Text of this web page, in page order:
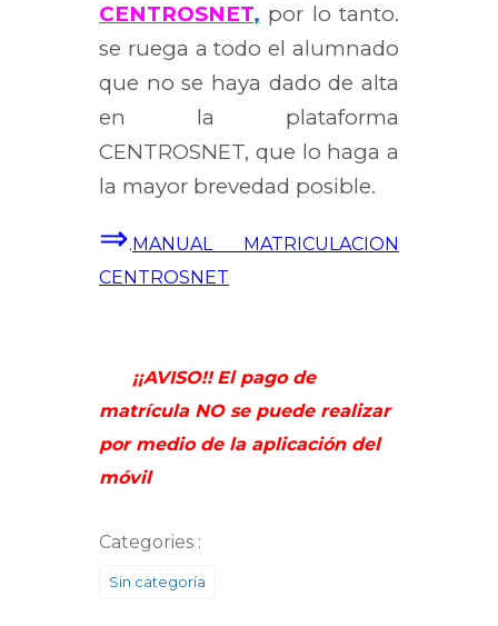
CENTROSNET, por lo tanto.
se ruega a todo el alumnado
que no se haya dado de alta
en la plataforma
CENTROSNET, que lo haga a
la mayor brevedad posible.
⇒.MANUAL MATRICULACION
CENTROSNET
¡¡AVISO!! El pago de
matrícula NO se puede realizar
por medio de la aplicación del
móvil
Categories :
Sin categoría